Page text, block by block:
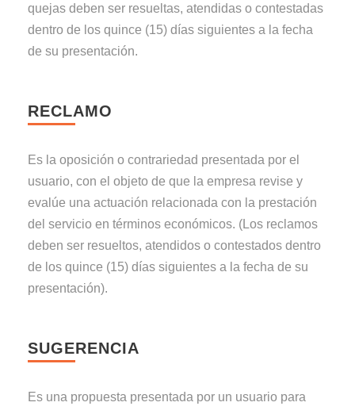
quejas deben ser resueltas, atendidas o contestadas
dentro de los quince (15) días siguientes a la fecha
de su presentación.
RECLAMO
Es la oposición o contrariedad presentada por el
usuario, con el objeto de que la empresa revise y
evalúe una actuación relacionada con la prestación
del servicio en términos económicos. (Los reclamos
deben ser resueltos, atendidos o contestados dentro
de los quince (15) días siguientes a la fecha de su
presentación).
SUGERENCIA
Es una propuesta presentada por un usuario para